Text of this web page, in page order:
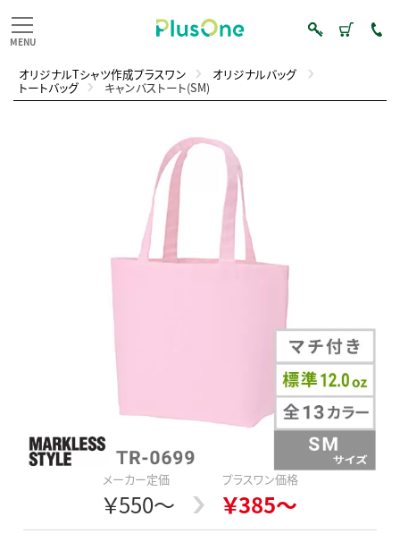
オリジナルTシャツ作成プラスワン オリジナルバッグ
トートバッグ キャンバストート(SM)
メーカー定価
￥550～
プラスワン価格
￥385～